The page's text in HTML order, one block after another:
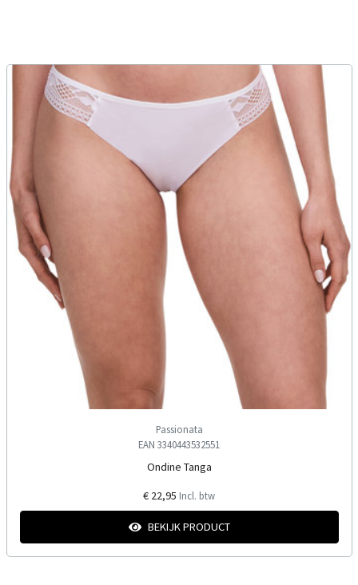
Passionata
EAN 3340443532551
Ondine Tanga
€ 22,95 Incl. btw
BEKIJK PRODUCT